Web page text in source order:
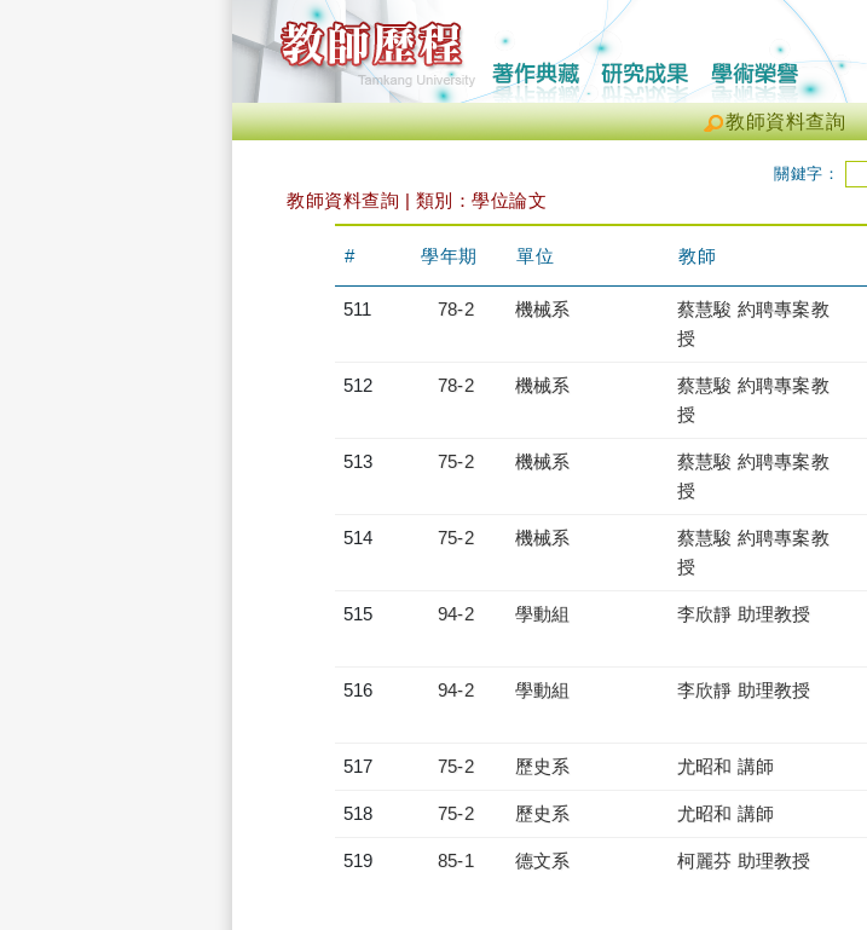
教師資料查詢
關鍵字：
教師資料查詢 | 類別：學位論文
# 學年期 單位 教師
511 78-2 機械系
蔡慧駿 約聘專案教
授
512 78-2 機械系
蔡慧駿 約聘專案教
授
513 75-2 機械系
蔡慧駿 約聘專案教
授
514 75-2 機械系
蔡慧駿 約聘專案教
授
515 94-2 學動組 李欣靜 助理教授
516 94-2 學動組 李欣靜 助理教授
517 75-2 歷史系 尤昭和 講師
518 75-2 歷史系 尤昭和 講師
519 85-1 德文系 柯麗芬 助理教授